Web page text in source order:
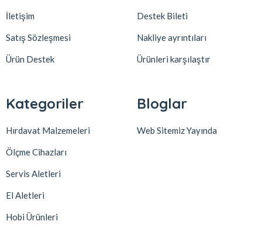
İletişim
Satış Sözleşmesi
Ürün Destek
Destek Bileti
Nakliye ayrıntıları
Ürünleri karşılaştır
Kategoriler
Hırdavat Malzemeleri
Ölçme Cihazları
Servis Aletleri
El Aletleri
Hobi Ürünleri
Bloglar
Web Sitemiz Yayında